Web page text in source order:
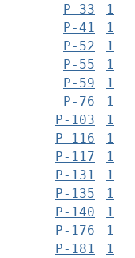
Р-33
1
Р-41
1
Р-52
1
Р-55
1
Р-59
1
Р-76
1
Р-103
1
Р-116
1
Р-117
1
Р-131
1
Р-135
1
Р-140
1
Р-176
1
Р-181
1